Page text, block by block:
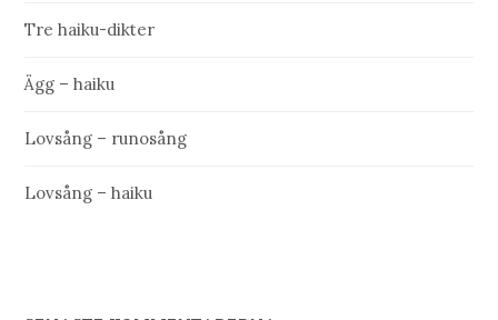
Tre haiku-dikter
Ägg – haiku
Lovsång – runosång
Lovsång – haiku